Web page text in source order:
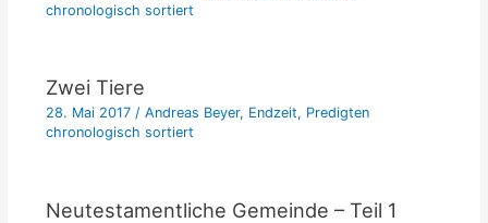
chronologisch sortiert
Zwei Tiere
28. Mai 2017 / Andreas Beyer, Endzeit, Predigten
chronologisch sortiert
Neutestamentliche Gemeinde – Teil 1